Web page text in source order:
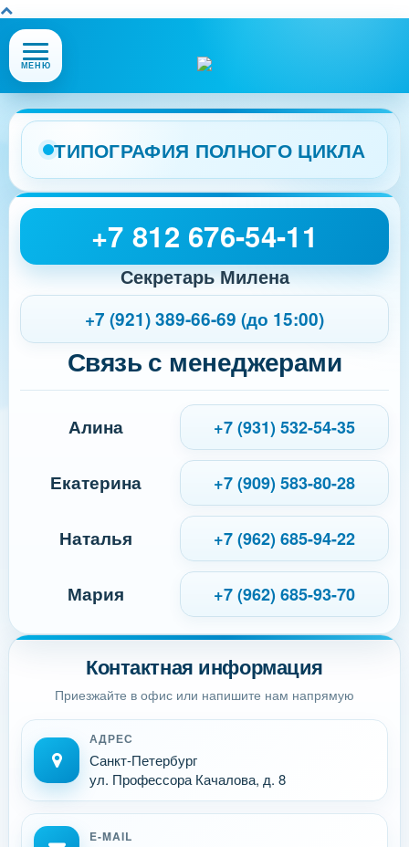
Открыть
или
меню
сайта
МЕНЮ
ТИПОГРАФИЯ ПОЛНОГО ЦИКЛА
Контактная информация
Приезжайте в офис или напишите нам напрямую
АДРЕС
Санкт-Петербург
ул. Профессора Качалова, д. 8
E-MAIL
+7 812 676-54-11
Секретарь Милена
+7 (921) 389-66-69 (до 15:00)
Связь с менеджерами
Алина +7 (931) 532-54-35
Екатерина +7 (909) 583-80-28
Наталья +7 (962) 685-94-22
Мария +7 (962) 685-93-70